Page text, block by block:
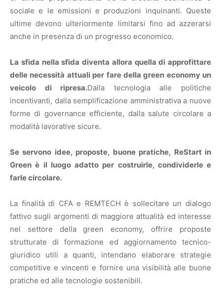
sociale e le emissioni e produzioni inquinanti. Queste
ultime devono ulteriormente limitarsi fino ad azzerarsi
anche in presenza di un progresso economico.
La sfida nella sfida diventa allora quella di approfittare
delle necessità attuali per fare della green economy un
veicolo di ripresa.Dalla tecnologia alle politiche
incentivanti, dalla semplificazione amministrativa a nuove
forme di governance efficiente, dalla salute circolare a
modalità lavorative sicure.
Se servono idee, proposte, buone pratiche, ReStart in
Green è il luogo adatto per costruirle, condividerle e
farle circolare.
La finalità di CFA e REMTECH è sollecitare un dialogo
fattivo sugli argomenti di maggiore attualità ed interesse
nel settore della green economy, offrire proposte
strutturate di formazione ed aggiornamento tecnico-
giuridico utili a quanti, intendano elaborare strategie
competitive e vincenti e fornire una visibilità alle buone
pratiche ed alle tecnologie sostenibili.